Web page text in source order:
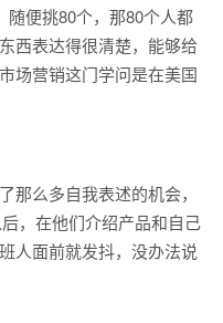
随便挑80个，那80个人都
西表达得很清楚，能够给
场营销这门学问是在美国
那么多自我表述的机会，
，在他们介绍产品和自己
人面前就发抖，没办法说